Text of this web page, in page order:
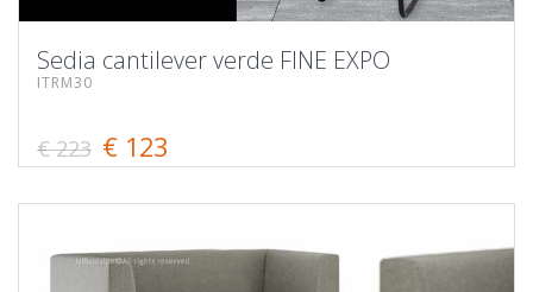
Sedia cantilever verde FINE EXPO
ITRM30
€ 223 € 123